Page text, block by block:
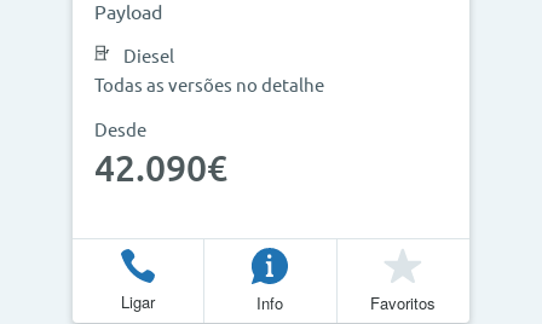
Payload
Diesel
Todas as versões no detalhe
Desde
42.090€
Ligar Info Favoritos